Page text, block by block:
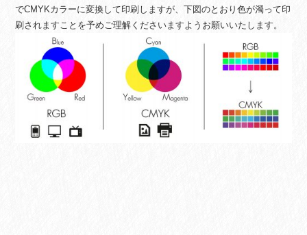
でCMYKカラーに変換して印刷しますが、下図のとおり色が濁って印
刷されますことを予めご理解くださいますようお願いいたします。